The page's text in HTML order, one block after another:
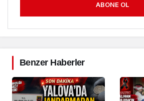
ABONE OL
Benzer Haberler